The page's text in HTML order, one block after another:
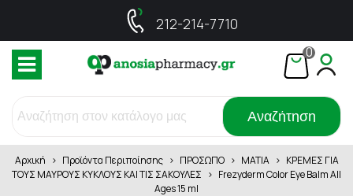
212-214-7710
0
Αναζήτηση
Αρχική > Προϊόντα Περιποίησης > ΠΡΟΣΩΠΟ > ΜΑΤΙΑ > ΚΡΕΜΕΣ ΓΙΑ
ΤΟΥΣ ΜΑΥΡΟΥΣ ΚΥΚΛΟΥΣ ΚΑΙ ΤΙΣ ΣΑΚΟΥΛΕΣ > Frezyderm Color Eye Balm All
Ages 15 ml